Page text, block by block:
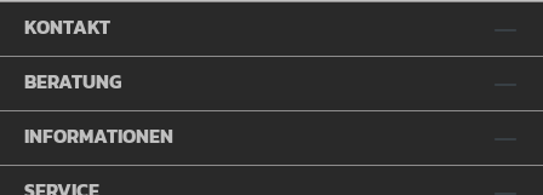
KONTAKT
BERATUNG
INFORMATIONEN